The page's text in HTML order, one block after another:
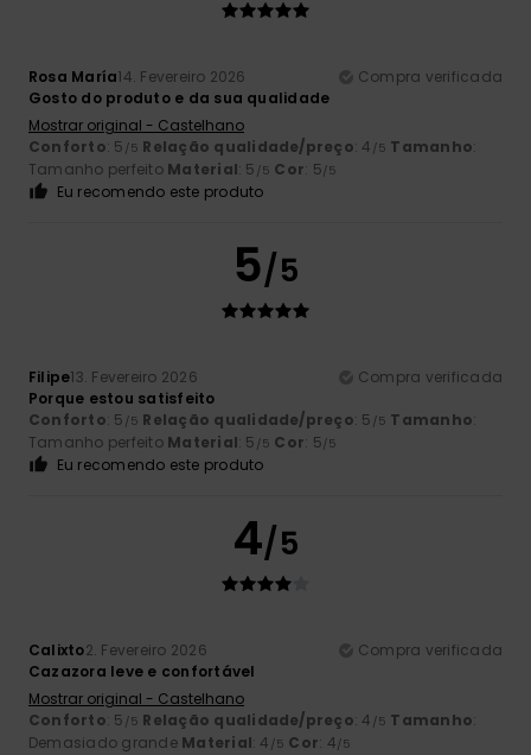
Rosa María14. Fevereiro 2026
Compra verificada
Gosto do produto e da sua qualidade
Mostrar original - Castelhano
Conforto: 5 /5 Relação qualidade/preço: 4 /5 Tamanho:
Tamanho perfeito Material: 5 /5 Cor: 5/5
Eu recomendo este produto
5/5
Filipe13. Fevereiro 2026
Compra verificada
Porque estou satisfeito
Conforto: 5 /5 Relação qualidade/preço: 5 /5 Tamanho:
Tamanho perfeito Material: 5 /5 Cor: 5/5
Eu recomendo este produto
4/5
Calixto2. Fevereiro 2026
Compra verificada
Cazazora leve e confortável
Mostrar original - Castelhano
Conforto: 5 /5 Relação qualidade/preço: 4 /5 Tamanho:
Demasiado grande Material: 4 /5 Cor: 4/5